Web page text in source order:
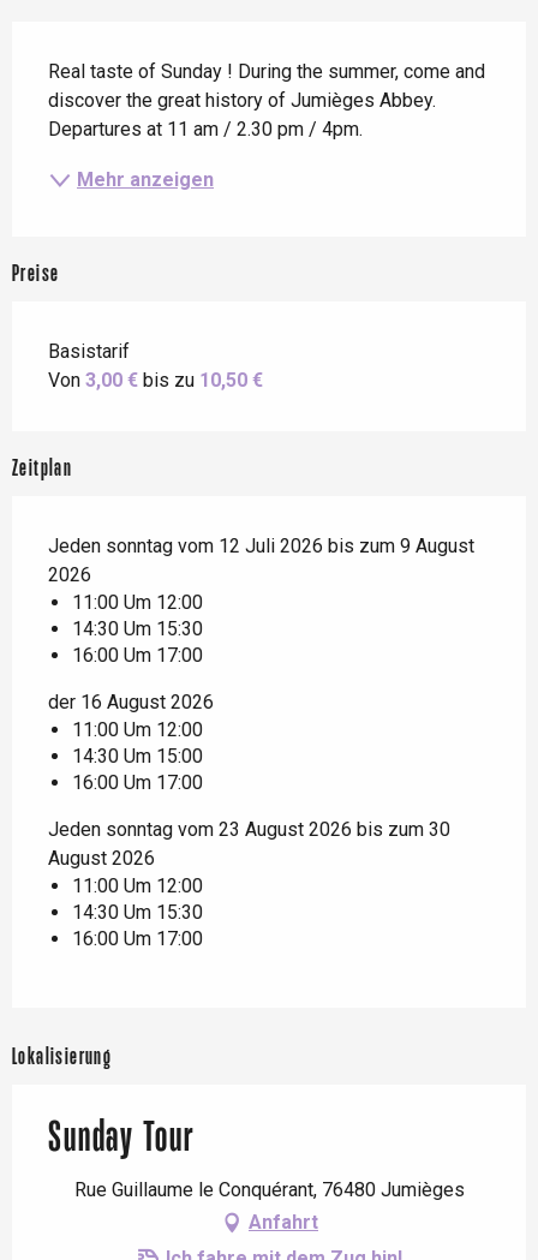
Real taste of Sunday ! During the summer, come and
discover the great history of Jumièges Abbey.
Departures at 11 am / 2.30 pm / 4pm.
Mehr anzeigen
Preise
Basistarif
Von 3,00 € bis zu 10,50 €
Zeitplan
Jeden sonntag vom 12 Juli 2026 bis zum 9 August
2026
11:00 Um 12:00
14:30 Um 15:30
16:00 Um 17:00
der 16 August 2026
11:00 Um 12:00
14:30 Um 15:00
16:00 Um 17:00
Jeden sonntag vom 23 August 2026 bis zum 30
August 2026
11:00 Um 12:00
14:30 Um 15:30
16:00 Um 17:00
Lokalisierung
Sunday Tour
Rue Guillaume le Conquérant, 76480 Jumièges
Anfahrt